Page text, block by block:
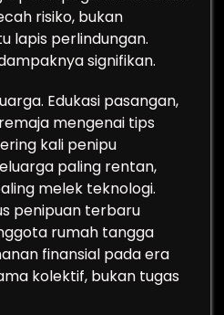
risiko, bukan
lapis perlindungan.
signifikan.
Edukasi pasangan,
mengenai tips
kali penipu
paling rentan,
melek teknologi.
penipuan terbaru
rumah tangga
finansial pada era
kolektif, bukan tugas